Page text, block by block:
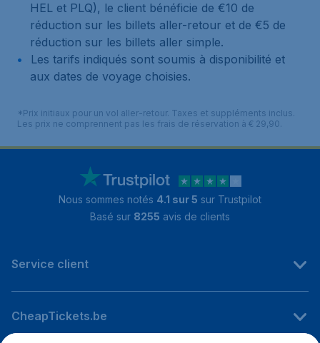
HEL et PLQ), le client bénéficie de €10 de
réduction sur les billets aller-retour et de €5 de
réduction sur les billets aller simple.
Les tarifs indiqués sont soumis à disponibilité et
aux dates de voyage choisies.
*Prix initiaux pour un vol aller-retour. Taxes et suppléments inclus.
Les prix ne comprennent pas les frais de réservation à € 29,90.
Nous sommes notés 4.1 sur 5 sur Trustpilot
Basé sur 8255 avis de clients
Service client
CheapTickets.be